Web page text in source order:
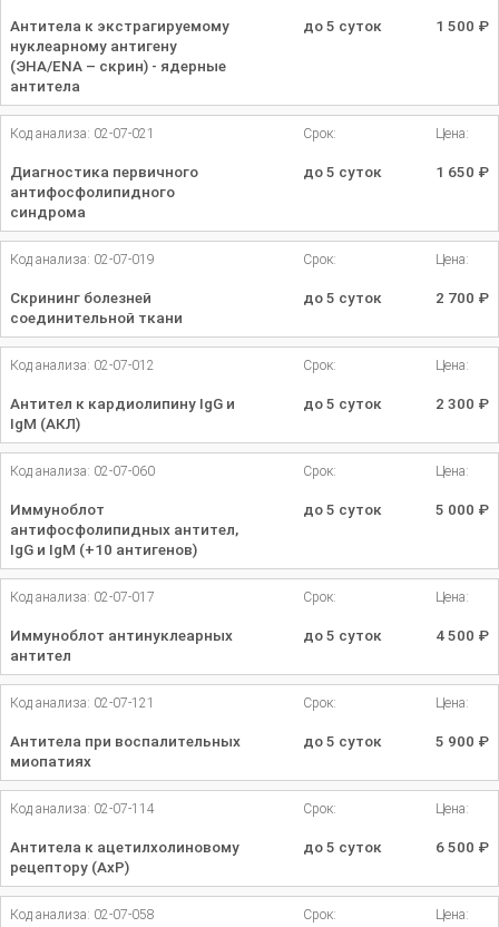
Антитела к экстрагируемому
нуклеарному антигену
(ЭНА/ENA – скрин) - ядерные
антитела
до 5 суток 1 500 ₽
Код анализа: 02-07-021
Диагностика первичного
антифосфолипидного
синдрома
Срок:
до 5 суток
Цена:
1 650 ₽
Код анализа: 02-07-019
Скрининг болезней
соединительной ткани
Срок:
до 5 суток
Цена:
2 700 ₽
Код анализа: 02-07-012
Антител к кардиолипину IgG и
IgM (АКЛ)
Срок:
до 5 суток
Цена:
2 300 ₽
Код анализа: 02-07-060
Иммуноблот
антифосфолипидных антител,
IgG и IgM (+10 антигенов)
Срок:
до 5 суток
Цена:
5 000 ₽
Код анализа: 02-07-017
Иммуноблот антинуклеарных
антител
Срок:
до 5 суток
Цена:
4 500 ₽
Код анализа: 02-07-121
Антитела при воспалительных
миопатиях
Срок:
до 5 суток
Цена:
5 900 ₽
Код анализа: 02-07-114
Антитела к ацетилхолиновому
рецептору (АхР)
Срок:
до 5 суток
Цена:
6 500 ₽
Код анализа: 02-07-058 Срок: Цена: